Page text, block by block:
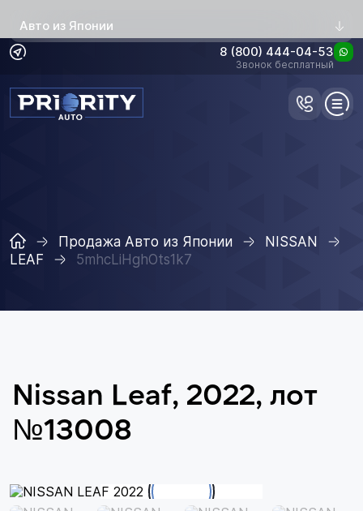
Авто из Японии
8 (800) 444-04-53
Звонок бесплатный
Продажа Авто из Японии
NISSAN
LEAF
5mhcLiHghOts1k7
Nissan Leaf, 2022, лот
№13008